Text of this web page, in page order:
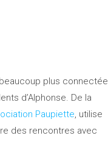
plus connectée
d’Alphonse. De la
Paupiette, utilise
des rencontres avec